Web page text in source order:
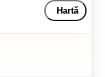
Hartă